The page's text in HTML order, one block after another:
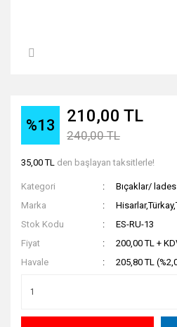
%13 210,00 TL
240,00 TL
35,00 TL den başlayan taksitlerle!
Kategori Bıçaklar/ lades
Marka
Stok Kodu
ES-RU-13
Fiyat
200,00 TL +
Havale
205,80 TL